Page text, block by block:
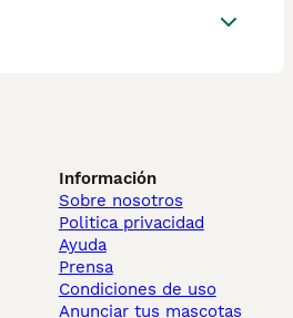
Información
Sobre nosotros
Politica privacidad
Ayuda
Prensa
Condiciones de uso
Anunciar tus mascotas